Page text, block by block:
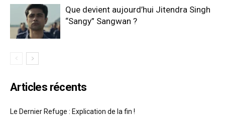
Que devient aujourd’hui Jitendra Singh
“Sangy” Sangwan ?
Articles récents
Le Dernier Refuge : Explication de la fin !